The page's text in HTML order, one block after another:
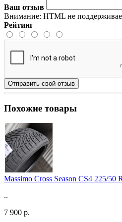
Ваш отзыв
Внимание: HTML не
Рейтинг
Отправить свой отзыв
Похожие товары
Massimo Cross Season CS4 225/50
..
7 900 р.